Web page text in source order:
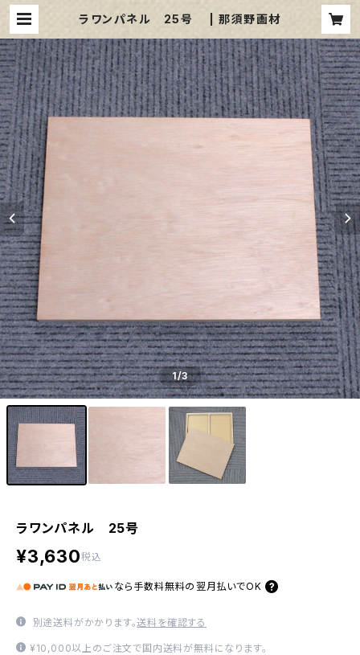
ラワンパネル 25号 | 那須野画材
1/3
ラワンパネル 25号
¥3,630税込
なら 手数料無料の 翌月払いでOK
別途送料がかかります。送料を確認する
¥10,000以上のご注文で国内送料が無料になります。